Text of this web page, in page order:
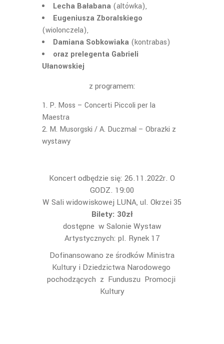
Lecha Bałabana (altówka),
Eugeniusza Zboralskiego
(wiolonczela),
Damiana Sobkowiaka (kontrabas)
oraz prelegenta Gabrieli
Ułanowskiej
z programem:
P. Moss – Concerti Piccoli per la
Maestra
M. Musorgski / A. Duczmal – Obrazki z
wystawy
Koncert odbędzie się: 26.11.2022r. O
GODZ. 19:00
W Sali widowiskowej LUNA, ul. Okrzei 35
Bilety: 30zł
dostępne w Salonie Wystaw
Artystycznych: pl. Rynek 17
Dofinansowano ze środków Ministra
Kultury i Dziedzictwa Narodowego
pochodzących z Funduszu Promocji
Kultury